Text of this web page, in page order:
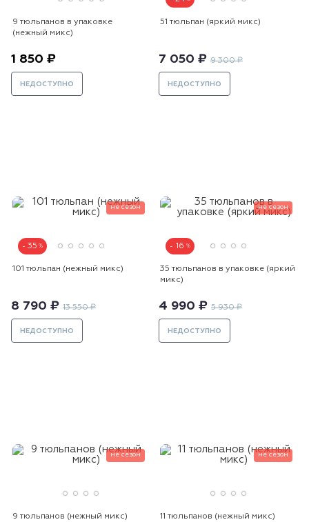
9 тюльпанов в упаковке
(нежный микс)
1 850 ₽
НЕДОСТУПНО
51 тюльпан (яркий микс)
7 050 ₽ 9 300 ₽
НЕДОСТУПНО
35
не сезон
101 тюльпан (нежный микс)
8 790 ₽ 13 550 ₽
НЕДОСТУПНО
16
не сезон
35 тюльпанов в упаковке (яркий
микс)
4 990 ₽ 5 930 ₽
НЕДОСТУПНО
не сезон
9 тюльпанов (нежный микс)
не сезон
11 тюльпанов (нежный микс)